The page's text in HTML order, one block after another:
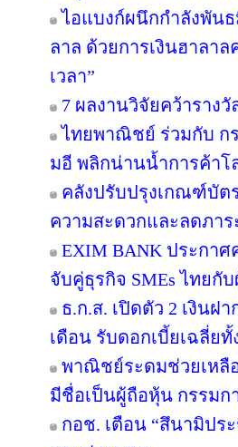
ไอแบงก์ผนึกกำลังพัน
ลาล ด้วยการเงินฮาลา
เวลา”
7 ผลงานวิจัยคว้ารางวั
ไทยพาณิชย์ ร่วมกับ กร
มอี พลิกน่านน้ำการค้าโ
คลังปรับปรุงเกณฑ์บัต
ความสะดวกและลดภา
EXIM BANK ประกาศ
จับคู่ธุรกิจ SMEs ไทยกั
ธ.ก.ส. เปิดตัว 2 เงินฝ
เดือน รับดอกเบี้ยเฉลี่ยทั้
พาณิชย์ระดมช่วยเหลื
มีชื่อเป็นผู้ถือหุ้น กรรม
กอช. เตือน “สึนามิประ